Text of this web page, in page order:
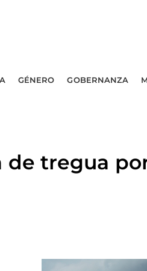
GÉNERO GOBERNANZA
de tregua